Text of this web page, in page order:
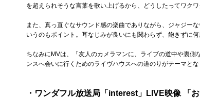
を超えられそうな言葉を歌い上げるから、どうしたってワク
また、真っ直ぐなサウンド感の楽曲でありながら、ジャジー
いうのもポイント。耳なじみが良いにも関わらず、飽きずに何
ちなみにMVは、「友人のカメラマンに、ライブの道中や裏
ンスへ会いに行くためのライヴハウスへの道のりがテーマとな
・ワンダフル放送局「interest」LIVE映像 「